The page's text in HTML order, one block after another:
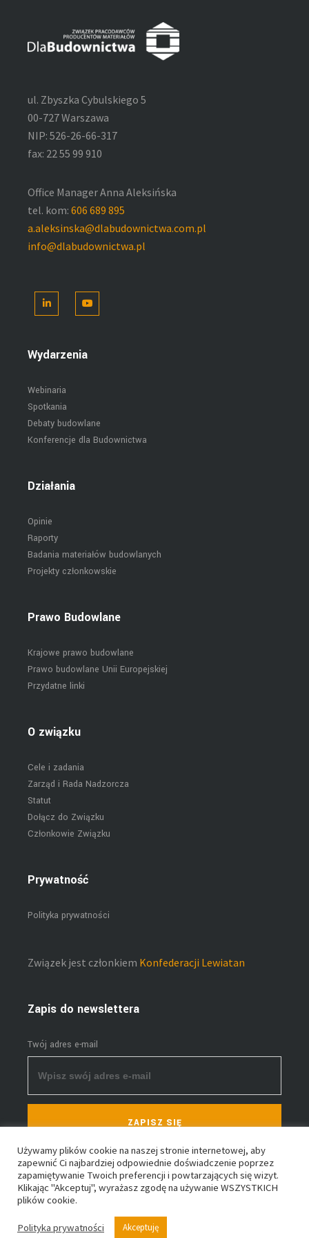
ul. Zbyszka Cybulskiego 5
00-727 Warszawa
NIP: 526-26-66-317
fax: 22 55 99 910
Office Manager Anna Aleksińska
tel. kom: 606 689 895
a.aleksinska@dlabudownictwa.com.pl
info@dlabudownictwa.pl
LinkedIn
Wydarzenia
Webinaria
Spotkania
Debaty budowlane
Konferencje dla Budownictwa
Działania
Opinie
Raporty
Badania materiałów budowlanych
Projekty członkowskie
Prawo Budowlane
Krajowe prawo budowlane
Prawo budowlane Unii Europejskiej
Przydatne linki
O związku
Cele i zadania
Zarząd i Rada Nadzorcza
Statut
Dołącz do Związku
Członkowie Związku
Prywatność
Polityka prywatności
Związek jest członkiem Konfederacji Lewiatan
Zapis do newslettera
Twój adres e-mail
ZAPISZ SIĘ
Używamy plików cookie na naszej stronie internetowej, aby
zapewnić Ci najbardziej odpowiednie doświadczenie poprzez
zapamiętywanie Twoich preferencji i powtarzających się wizyt.
Klikając "Akceptuj", wyrażasz zgodę na używanie WSZYSTKICH
plików cookie.
Polityka prywatności Akceptuję